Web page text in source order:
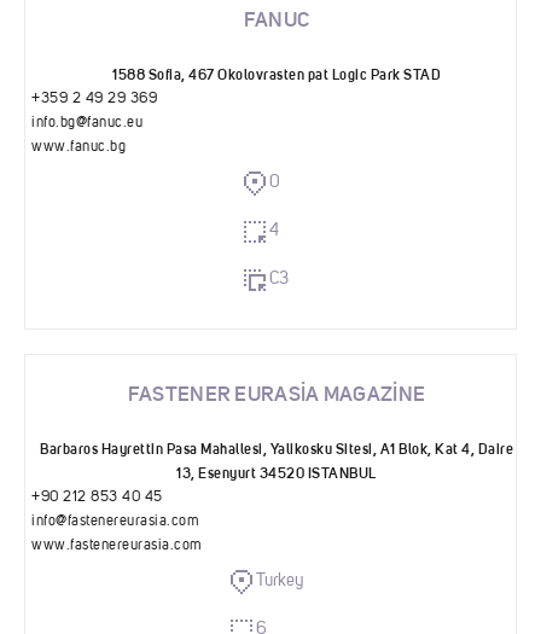
FANUC
1588 Sofia, 467 Okolovrasten pat Logic Park STAD
+359 2 49 29 369
info.bg@fanuc.eu
www.fanuc.bg
0
4
C3
FASTENER EURASİA MAGAZİNE
Barbaros Hayrettin Pasa Mahallesi, Yalikosku Sitesi, A1 Blok, Kat 4, Daire
13, Esenyurt 34520 ISTANBUL
+90 212 853 40 45
info@fastenereurasia.com
www.fastenereurasia.com
Turkey
6